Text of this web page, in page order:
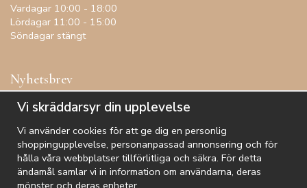
Vardagar 10:00 - 18:00
Lördagar 11:00 - 15:00
Söndagar stängt
Nyhetsbrev
Få inspiration, förtur till kampanjer, specialerbjudanden och
De uppgifter du matar in kommer endast användas till våra nyhetsbrev.
Vi skräddarsyr din upplevelse
Vi använder cookies för att ge dig en personlig
shoppingupplevelse, personanpassad annonsering och för
hålla våra webbplatser tillförlitliga och säkra. För detta
ändamål samlar vi in information om användarna, deras
mönster och deras enheter.